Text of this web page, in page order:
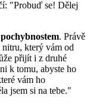
"Probuď se! Dělej
. Právě
který vám od
přijít i z druhé
k tomu, abyste ho
vám ho
jsem si na tebe."